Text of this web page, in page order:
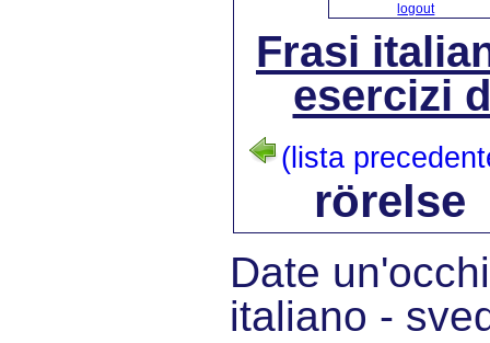
logout
Frasi
esercizi
(lista
rörelse
Date
italiano -